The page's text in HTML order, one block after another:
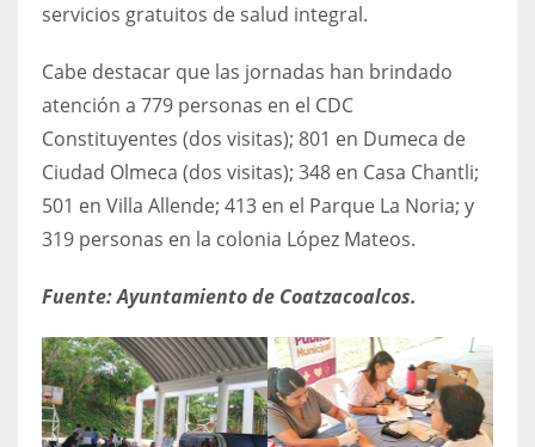
servicios gratuitos de salud integral.
Cabe destacar que las jornadas han brindado
atención a 779 personas en el CDC
Constituyentes (dos visitas); 801 en Dumeca de
Ciudad Olmeca (dos visitas); 348 en Casa Chantli;
501 en Villa Allende; 413 en el Parque La Noria; y
319 personas en la colonia López Mateos.
Fuente: Ayuntamiento de Coatzacoalcos.